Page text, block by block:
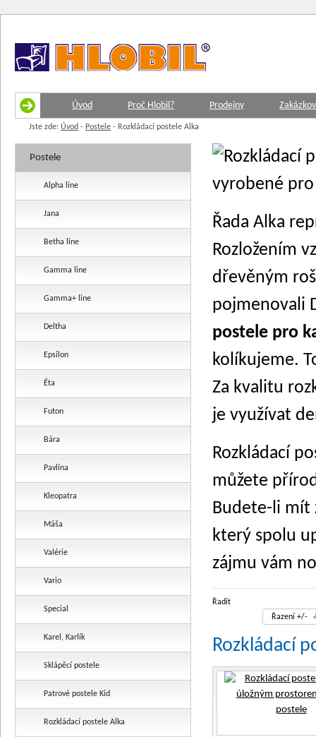
Úvod Proč Hlobil? Prodejny
Jste zde: Úvod - Postele - Rozkládací postele Alka
Řada Alka
Rozložením
dřevěným
pojmenovali
postele pro
kolíkujeme.
Za kvalitu
je využívat
Rozkládací
můžete
Budete-li mít
který spolu
zájmu vám
Řadit
Řazení +/-
Rozkládací
Postele
Alpha line
Jana
Betha line
Gamma line
Gamma+ line
Deltha
Epsilon
Éta
Futon
Bára
Pavlína
Kleopatra
Máša
Valérie
Vario
Special
Karel, Karlík
Sklápěcí postele
Patrové postele Kid
Rozkládací postele Alka